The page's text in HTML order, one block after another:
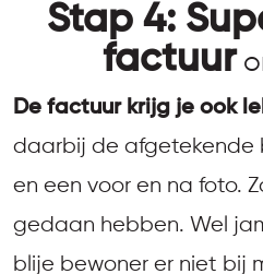
Stap 4:
factuur
De factuur krijg je ook
daarbij de afgetekende
en een voor en na foto.
gedaan hebben. Wel
blije bewoner er niet bij